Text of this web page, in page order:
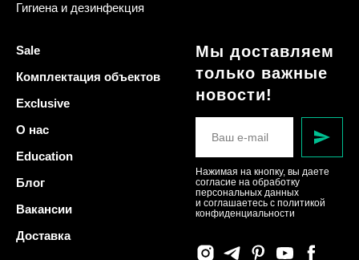
Гигиена и дезинфекция
Sale
Комплектация объектов
Exclusive
О нас
Education
Блог
Вакансии
Доставка
Мы доставляем
только важные
новости!
Нажимая на кнопку, вы даете
согласие на обработку
персональных данных
и соглашаетесь c политикой
конфиденциальности